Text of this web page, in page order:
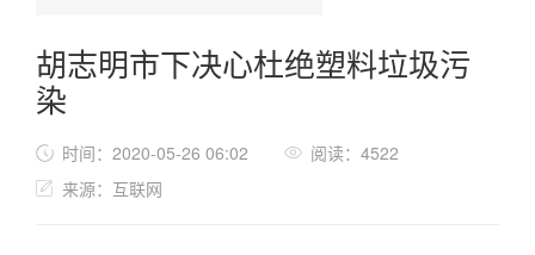
胡志明市下决心杜绝塑料垃圾污
染
时间：2020-05-26 06:02
阅读：4522
来源：互联网